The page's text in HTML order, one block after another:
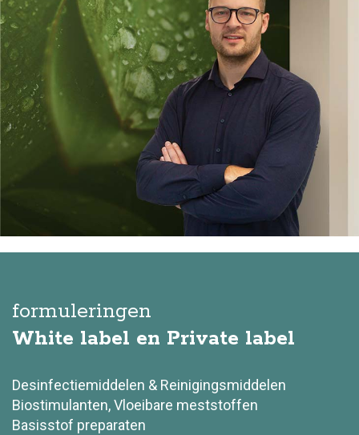
White label en Private label
formuleringen
Desinfectiemiddelen & Reinigingsmiddelen
Biostimulanten, Vloeibare meststoffen
Basisstof preparaten